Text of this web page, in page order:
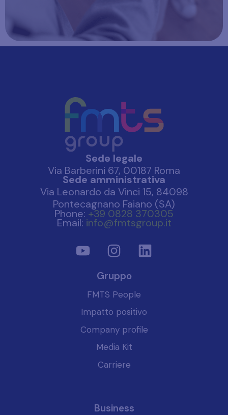
Sede legale
Via Barberini 67, 00187 Roma
Sede amministrativa
Via Leonardo da Vinci 15, 84098
Pontecagnano Faiano (SA)
Phone: +39 0828 370305
Email: info@fmtsgroup.it
Gruppo
FMTS People
Impatto positivo
Company profile
Media Kit
Carriere
Business